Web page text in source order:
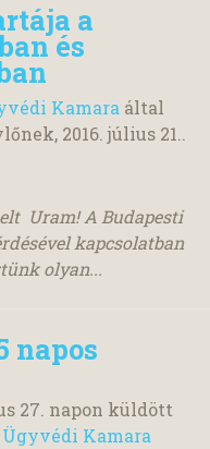
a
és
Kamara által
2016. július 21..
Uram! A Budapesti
kapcsolatban
olyan...
napos
27. napon küldött
Kamara